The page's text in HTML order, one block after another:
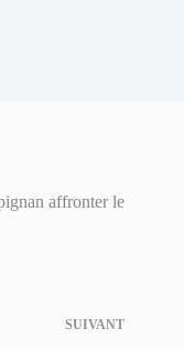
affronter le
SUIVANT